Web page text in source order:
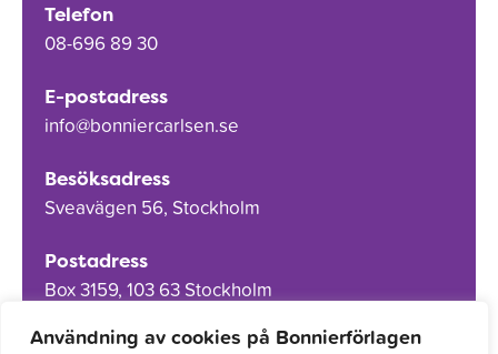
Användning av cookies på Bonnierförlagen
Telefon
08-696 89 30
E-postadress
info@bonniercarlsen.se
Besöksadress
Sveavägen 56, Stockholm
Postadress
Box 3159, 103 63 Stockholm